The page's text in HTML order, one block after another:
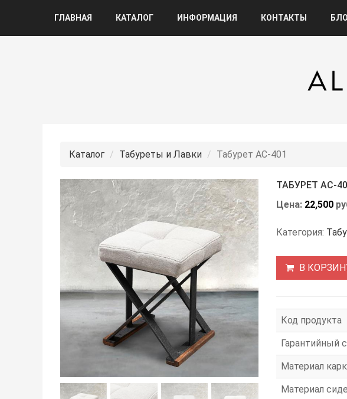
ГЛАВНАЯ КАТАЛОГ ИНФОРМАЦИЯ КОНТАКТЫ
Каталог Табуреты и Лавки Табурет АС-401
ТАБУРЕТ АС-
Цена: 22,500
Категория:
В
Код продукта
Гарантийный
Материал
Материал